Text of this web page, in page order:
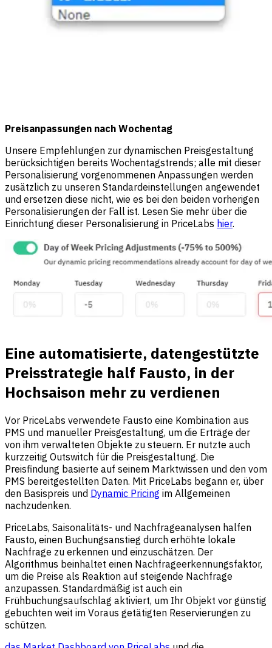
Preisanpassungen nach Wochentag
Unsere Empfehlungen zur dynamischen Preisgestaltung
berücksichtigen bereits Wochentagstrends; alle mit dieser
Personalisierung vorgenommenen Anpassungen werden
zusätzlich zu unseren Standardeinstellungen angewendet
und ersetzen diese nicht, wie es bei den beiden vorherigen
Personalisierungen der Fall ist. Lesen Sie mehr über die
Einrichtung dieser Personalisierung in PriceLabs hier.
Eine automatisierte, datengestützte
Preisstrategie half Fausto, in der
Hochsaison mehr zu verdienen
Vor PriceLabs verwendete Fausto eine Kombination aus
PMS und manueller Preisgestaltung, um die Erträge der
von ihm verwalteten Objekte zu steuern. Er nutzte auch
kurzzeitig Outswitch für die Preisgestaltung. Die
Preisfindung basierte auf seinem Marktwissen und den vom
PMS bereitgestellten Daten. Mit PriceLabs begann er, über
den Basispreis und Dynamic Pricing im Allgemeinen
nachzudenken.
PriceLabs, Saisonalitäts- und Nachfrageanalysen halfen
Fausto, einen Buchungsanstieg durch erhöhte lokale
Nachfrage zu erkennen und einzuschätzen. Der
Algorithmus beinhaltet einen Nachfrageerkennungsfaktor,
um die Preise als Reaktion auf steigende Nachfrage
anzupassen. Standardmäßig ist auch ein
Frühbuchungsaufschlag aktiviert, um Ihr Objekt vor günstig
gebuchten weit im Voraus getätigten Reservierungen zu
schützen.